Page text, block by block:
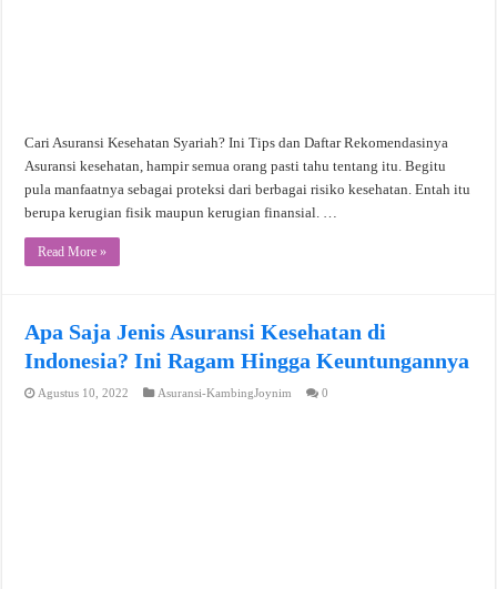
Cari Asuransi Kesehatan Syariah? Ini Tips dan Daftar Rekomendasinya
Asuransi kesehatan, hampir semua orang pasti tahu tentang itu. Begitu
pula manfaatnya sebagai proteksi dari berbagai risiko kesehatan. Entah itu
berupa kerugian fisik maupun kerugian finansial. …
Read More »
Apa Saja Jenis Asuransi Kesehatan di
Indonesia? Ini Ragam Hingga Keuntungannya
Agustus 10, 2022 Asuransi-KambingJoynim 0